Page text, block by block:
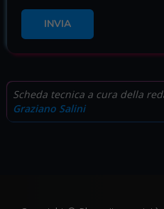
INVIA
Scheda tecnica a cura della
Graziano Salini